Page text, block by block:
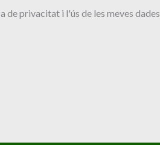
de privacitat i l'ús de les meves dades